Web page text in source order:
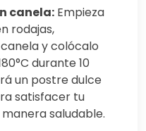
canela: Empieza
rodajas,
y colócalo
durante 10
un postre dulce
satisfacer tu
saludable.